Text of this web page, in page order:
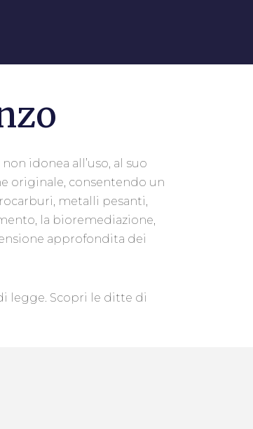
idonea all’uso, al suo
originale, consentendo un
metalli pesanti,
la bioremediazione,
approfondita dei
legge. Scopri le ditte di